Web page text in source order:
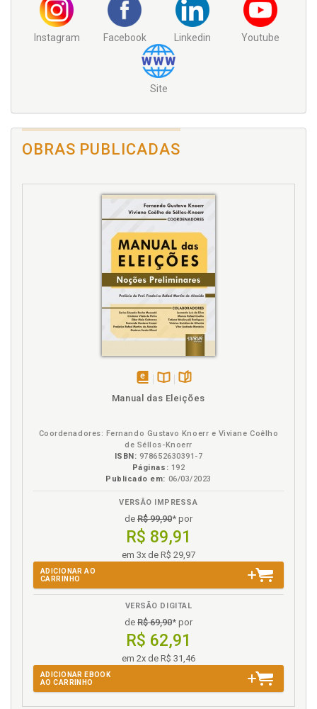
Instagram Facebook Linkedin Youtube
Site
OBRAS PUBLICADAS
Manual das Eleições
Coordenadores: Fernando Gustavo Knoerr e Viviane Coêlho
de Séllos-Knoerr
ISBN: 978652630391-7
Páginas: 192
Publicado em: 06/03/2023
VERSÃO IMPRESSA
de R$ 99,90* por
R$ 89,91
em 3x de R$ 29,97
ADICIONAR AO
CARRINHO
VERSÃO DIGITAL
de R$ 69,90* por
R$ 62,91
em 2x de R$ 31,46
ADICIONAR EBOOK
AO CARRINHO